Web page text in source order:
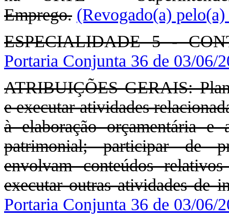
Emprego. (Revogado(a)
ESPECIALIDADE 5 -
Portaria Conjunta 36 de 03/06/
ATRIBUIÇÕES GERAIS:
e executar atividades
à elaboração orçamentária
patrimonial; participar de
envolvam conteúdos
executar outras atividades de
Portaria Conjunta 36 de 03/06/